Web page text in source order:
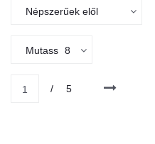
Népszerűek elől
Mutass 8
1 / 5